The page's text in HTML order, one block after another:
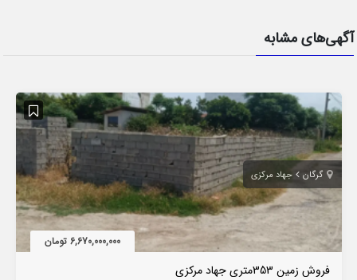
آگهی‌های مشابه
گرگان جهاد مرکزی
6,670,000,000 تومان
فروش زمین 353متری جهاد مرکزی